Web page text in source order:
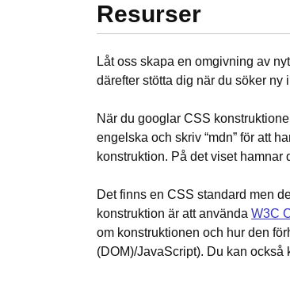
Resurser
Låt oss skapa en omgivning av
därefter stötta dig när du söker ny
När du googlar CSS
engelska och skriv “mdn” för att
konstruktion. På det viset
Det finns en CSS standard men
konstruktion är att användaW3C
om konstruktionen och hur den
(DOM)/JavaScript). Du kan